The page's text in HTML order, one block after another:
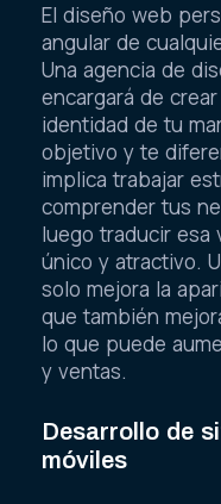
El diseño web
angular de
Una agencia de
encargará de
identidad de tu
objetivo y te
implica trabajar
comprender tus
luego traducir esa
único y atractivo.
solo mejora la
que también
lo que puede
y ventas.
Desarrollo de
móviles